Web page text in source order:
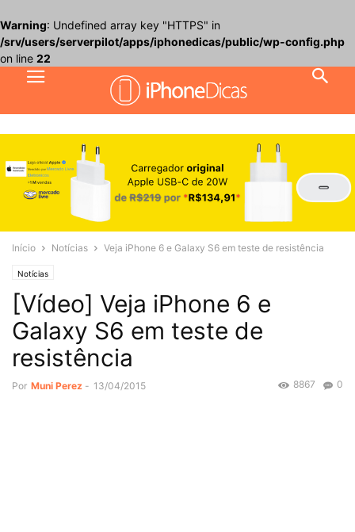
Warning: Undefined array key "HTTPS" in
/srv/users/serverpilot/apps/iphonedicas/public/wp-config.php
on line 22
Início Notícias Veja iPhone 6 e Galaxy S6 em teste de resistência
Notícias
[Vídeo] Veja iPhone 6 e
Galaxy S6 em teste de
resistência
Por Muni Perez - 13/04/2015 0
8867